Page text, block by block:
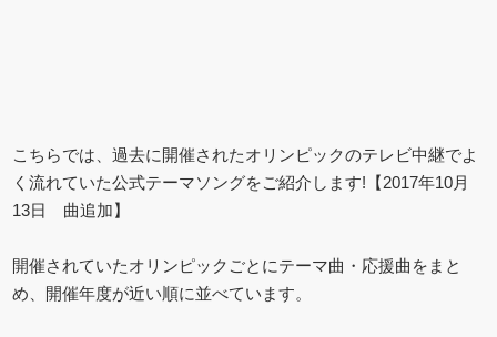
こちらでは、過去に開催されたオリンピックのテレビ中継でよ
く流れていた公式テーマソングをご紹介します!【2017年10月
13日 曲追加】
開催されていたオリンピックごとにテーマ曲・応援曲をまと
め、開催年度が近い順に並べています。